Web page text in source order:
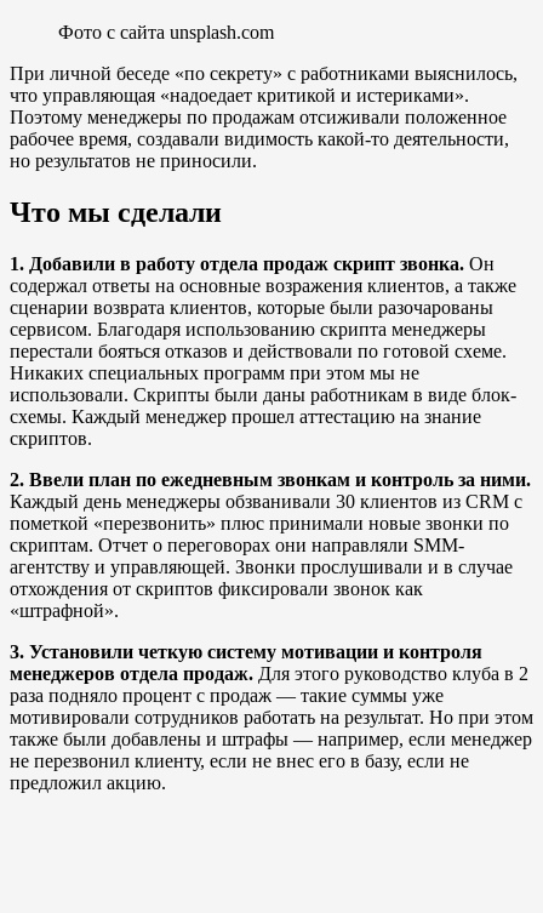
Фото с сайта unsplash.com
При личной беседе «по секрету» с работниками выяснилось,
что управляющая «надоедает критикой и истериками».
Поэтому менеджеры по продажам отсиживали положенное
рабочее время, создавали видимость какой-то деятельности,
но результатов не приносили.
Что мы сделали
1. Добавили в работу отдела продаж скрипт звонка. Он
содержал ответы на основные возражения клиентов, а также
сценарии возврата клиентов, которые были разочарованы
сервисом. Благодаря использованию скрипта менеджеры
перестали бояться отказов и действовали по готовой схеме.
Никаких специальных программ при этом мы не
использовали. Скрипты были даны работникам в виде блок-
схемы. Каждый менеджер прошел аттестацию на знание
скриптов.
2. Ввели план по ежедневным звонкам и контроль за ними.
Каждый день менеджеры обзванивали 30 клиентов из CRM с
пометкой «перезвонить» плюс принимали новые звонки по
скриптам. Отчет о переговорах они направляли SMM-
агентству и управляющей. Звонки прослушивали и в случае
отхождения от скриптов фиксировали звонок как
«штрафной».
3. Установили четкую систему мотивации и контроля
менеджеров отдела продаж. Для этого руководство клуба в 2
раза подняло процент с продаж — такие суммы уже
мотивировали сотрудников работать на результат. Но при этом
также были добавлены и штрафы — например, если менеджер
не перезвонил клиенту, если не внес его в базу, если не
предложил акцию.